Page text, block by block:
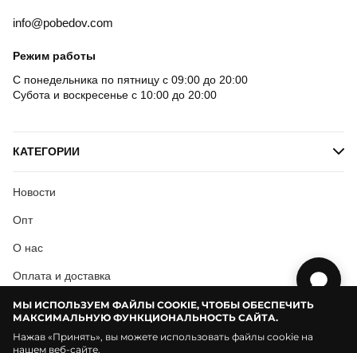
МЫ ИСПОЛЬЗУЕМ ФАЙЛЫ COOKIE, ЧТОБЫ ОБЕСПЕЧИТЬ
МАКСИМАЛЬНУЮ ФУНКЦИОНАЛЬНОСТЬ САЙТА.
Нажав «Принять», вы можете использовать файлы cookie на
нашем веб-сайте.
info@pobedov.com
Режим работы
С понедельника по пятницу с 09:00 до 20:00
Субота и воскресенье с 10:00 до 20:00
КАТЕГОРИИ
Новости
Опт
О нас
Оплата и доставка
Условия соглашения